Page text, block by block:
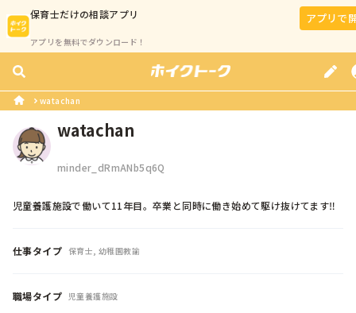
保育士だけの相談アプリ
アプリを無料でダウンロード！
アプリで
watachan
watachan
minder_dRmANb5q6Q
児童養護施設で働いて11年目。卒業と同時に働き始めて駆け抜けてます‼
仕事タイプ 保育士, 幼稚園教諭
職場タイプ 児童養護施設